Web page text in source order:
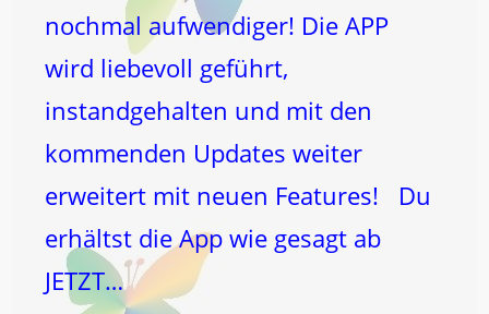
nochmal aufwendiger! Die APP
wird liebevoll geführt,
instandgehalten und mit den
kommenden Updates weiter
erweitert mit neuen Features! Du
erhältst die App wie gesagt ab
JETZT…